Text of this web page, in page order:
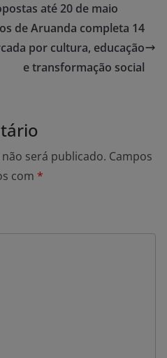
até 20 de maio
de Aruanda completa 14
por cultura, educação
e transformação social
será publicado. Campos
com *